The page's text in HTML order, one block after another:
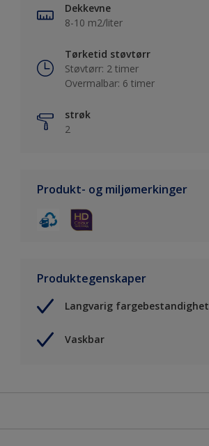
Dekkevne
8-10 m2/liter
Tørketid støvtørr
Støvtørr: 2 timer
Overmalbar: 6 timer
strøk
2
Produkt- og miljømerkinger
Produktegenskaper
Langvarig fargebestandighet
Vaskbar